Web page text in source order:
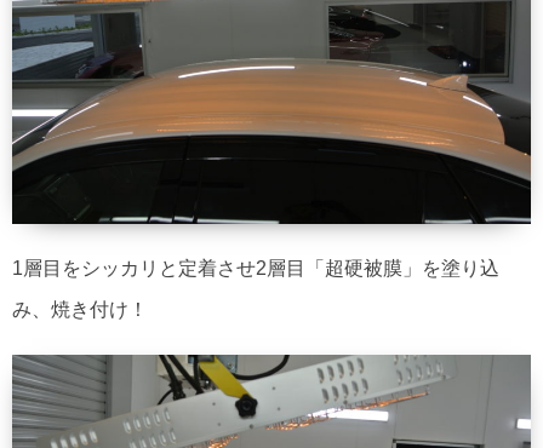
1層目をシッカリと定着させ2層目「超硬被膜」を塗り込
み、焼き付け！